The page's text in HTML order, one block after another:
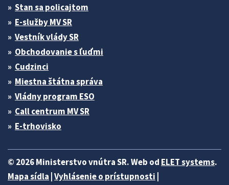
Stan sa policajtom
E-služby MV SR
Vestník vlády SR
Obchodovanie s ľuďmi
Cudzinci
Miestna štátna správa
Vládny program ESO
Call centrum MV SR
E-trhovisko
© 2026 Ministerstvo vnútra SR. Web od ELET systems.
Mapa sídla Vyhlásenie o prístupnosti